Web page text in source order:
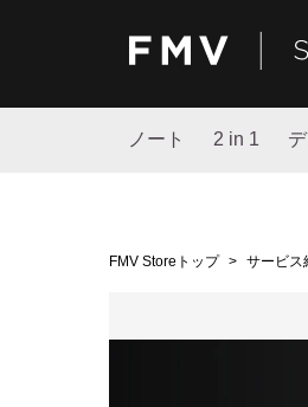
ノート 2 in 1
FMV Storeトップ > サービス